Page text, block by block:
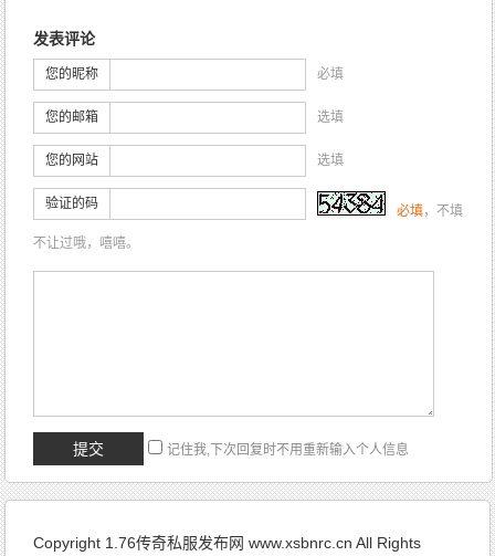
发表评论
您的昵称 必填
您的邮箱 选填
您的网站 选填
验证的码 必填，不填
不让过哦，嘻嘻。
记住我,下次回复时不用重新输入个人信息
Copyright 1.76传奇私服发布网 www.xsbnrc.cn All Rights